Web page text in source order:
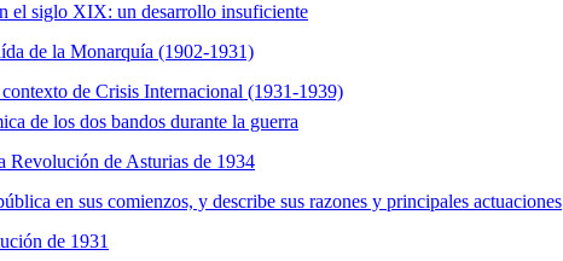
el siglo XIX: un desarrollo insuficiente
de la Monarquía (1902-1931)
de Crisis Internacional (1931-1939)
de los dos bandos durante la guerra
Revolución de Asturias de 1934
en sus comienzos, y describe sus razones y principales actuaciones
de 1931